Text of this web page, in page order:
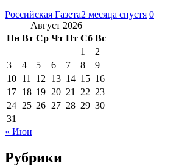
Российская Газета2 месяца спустя 0
Август 2026
Пн Вт Ср Чт Пт Сб Вс
1
2
3
4 5 6 7 8
9
10 11 12 13 14 15 16
17 18 19 20 21 22 23
24 25 26 27 28 29 30
31
« Июн
Рубрики